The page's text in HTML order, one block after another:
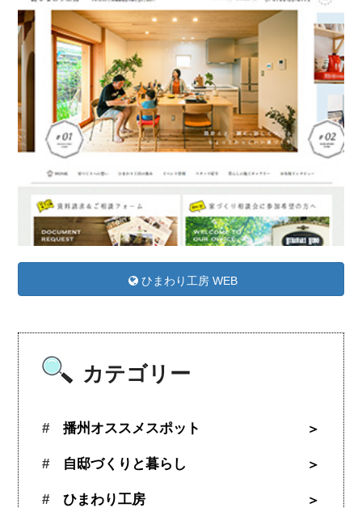
ひまわり工房 WEB
カテゴリー
播州オススメスポット
自邸づくりと暮らし
ひまわり工房